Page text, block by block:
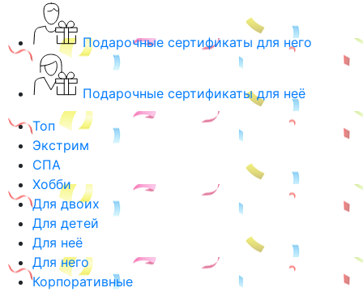
Подарочные сертификаты для него
Подарочные сертификаты для неё
Топ
Экстрим
СПА
Хобби
Для двоих
Для детей
Для неё
Для него
Корпоративные